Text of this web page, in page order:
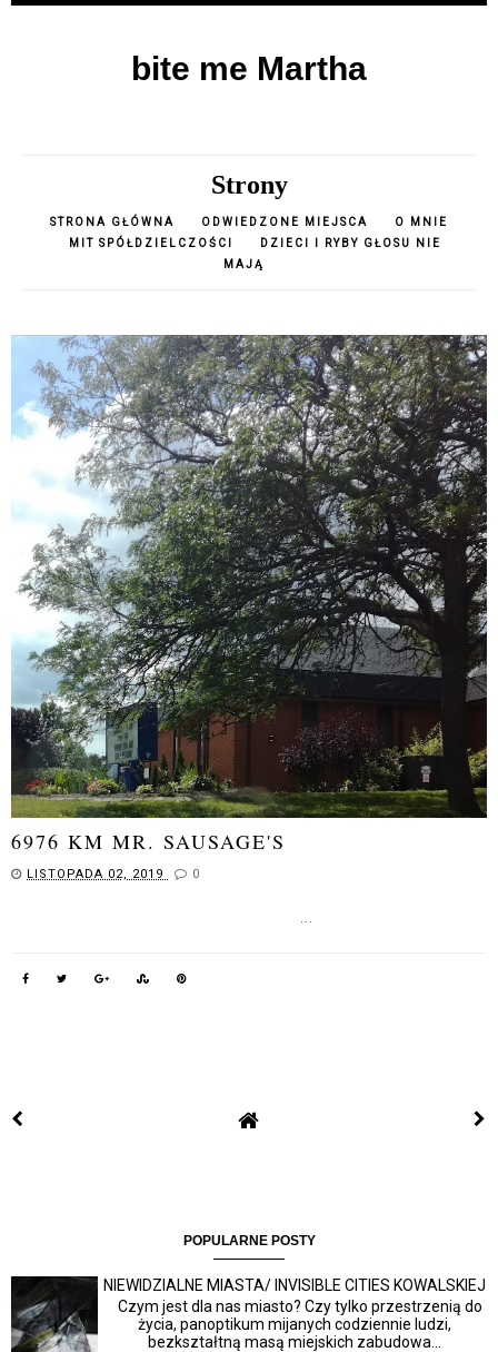
bite me Martha
Strony
STRONA GŁÓWNA ODWIEDZONE MIEJSCA
O MNIE
MIT SPÓŁDZIELCZOŚCI
DZIECI I RYBY GŁOSU NIE
MAJĄ
6976 KM MR. SAUSAGE'S
LISTOPADA 02, 2019 0
POPULARNE POSTY
NIEWIDZIALNE MIASTA/ INVISIBLE CITIES KOWALSKIEJ
Czym jest dla nas miasto? Czy tylko przestrzenią do
życia, panoptikum mijanych codziennie ludzi,
bezkształtną masą miejskich zabudowa...